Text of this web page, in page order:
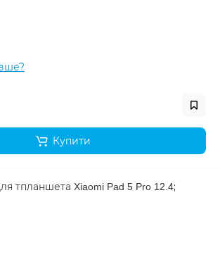
Купити
тпланшета Xiaomi Pad 5 Pro 12.4;